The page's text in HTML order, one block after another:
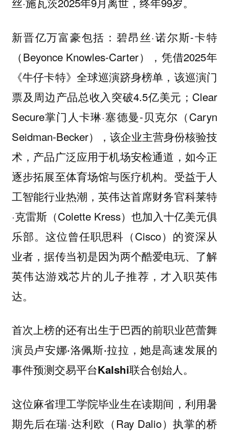
新晋亿万富豪包括： 碧昂丝·诺尔斯-卡特
（Beyonce Knowles-Carter），凭借2025年
《牛仔卡特》全球巡演跻身榜单，该巡演门
票及周边产品总收入突破4.5亿美元；Clear
Secure掌门人卡琳·塞德曼-贝克尔（Caryn
Seidman-Becker），该企业主营身份核验技
术，产品广泛应用于机场安检通道，如今正
逐步拓展至体育场馆与医疗机构。受益于人
工智能行业热潮，英伟达首席财务官科莱特
·克雷斯（Colette Kress）也加入十亿美元俱
乐部。这位曾任职思科（Cisco）的资深从
业者，据传当初是因为两个酷爱电玩、了解
英伟达游戏芯片的儿子推荐，才入职英伟
达。
首次上榜的还有出生于巴西的前职业芭蕾舞
演员卢安娜·洛佩斯·拉拉，她是高速发展的
事件预测交易平台Kalshi联合创始人。
这位麻省理工学院毕业生在读期间，利用暑
期先后在瑞·达利欧（Ray Dalio）执掌的桥